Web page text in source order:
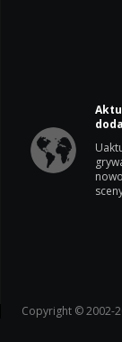
Copyright © 2002-